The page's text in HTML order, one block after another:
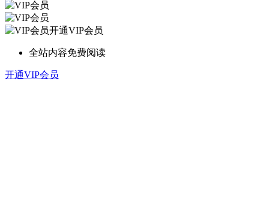
开通VIP会员
全站内容免费阅读
开通VIP会员